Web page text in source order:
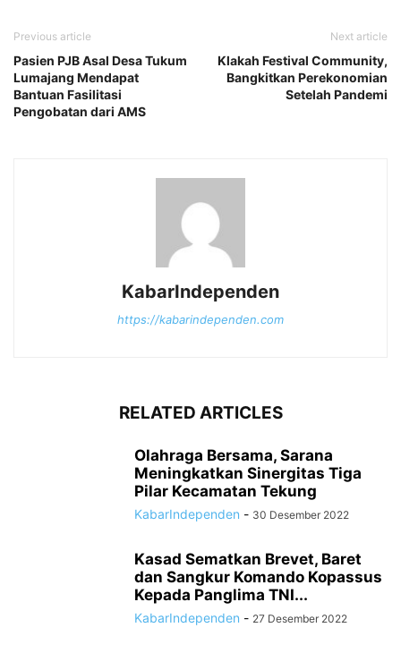
Previous article
Pasien PJB Asal Desa Tukum
Lumajang Mendapat
Bantuan Fasilitasi
Pengobatan dari AMS
Next article
Klakah Festival Community,
Bangkitkan Perekonomian
Setelah Pandemi
KabarIndependen
https://kabarindependen.com
RELATED ARTICLES
Olahraga Bersama, Sarana
Meningkatkan Sinergitas Tiga
Pilar Kecamatan Tekung
KabarIndependen - 30 Desember 2022
Kasad Sematkan Brevet, Baret
dan Sangkur Komando Kopassus
Kepada Panglima TNI...
KabarIndependen - 27 Desember 2022